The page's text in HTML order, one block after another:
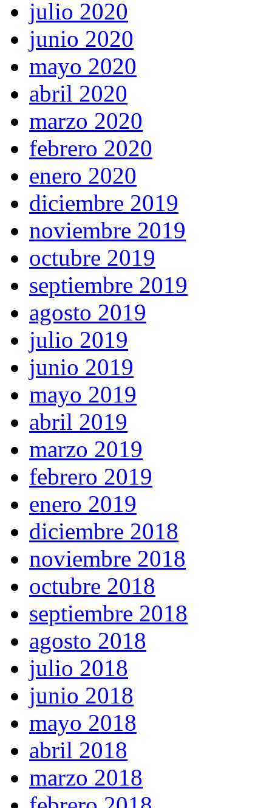
julio 2020
junio 2020
mayo 2020
abril 2020
marzo 2020
febrero 2020
enero 2020
diciembre 2019
noviembre 2019
octubre 2019
septiembre 2019
agosto 2019
julio 2019
junio 2019
mayo 2019
abril 2019
marzo 2019
febrero 2019
enero 2019
diciembre 2018
noviembre 2018
octubre 2018
septiembre 2018
agosto 2018
julio 2018
junio 2018
mayo 2018
abril 2018
marzo 2018